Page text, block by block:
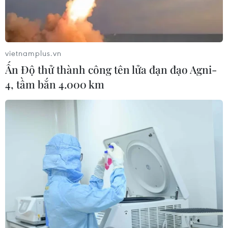
Play
Video
Ngày 23/6, Cơ quan Khảo sát địa chất Mỹ (USGS)
thông báo, một trận động đất mạnh 7,4 độ đã
làm rung chuyển khu vực bờ biển phía Nam
Tâm chấn trận động đất nằm cách thị trấn Santa
Maria Zapotitlan của bang Oaxaca khoảng 11
vietnamplus.vn
Ấn Độ thử thành công tên lửa đạn đạo Agni-
4, tầm bắn 4.000 km